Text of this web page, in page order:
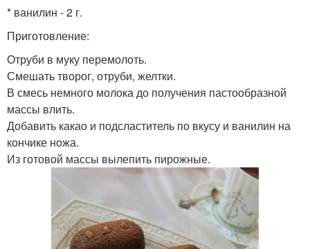
* ванилин - 2 г.
Приготовление:
Отруби в муку перемолоть.
Смешать творог, отруби, желтки.
В смесь немного молока до получения пастообразной
массы влить.
Добавить какао и подсластитель по вкусу и ванилин на
кончике ножа.
Из готовой массы вылепить пирожные.